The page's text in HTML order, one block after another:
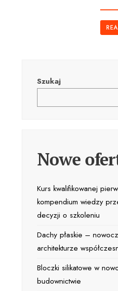
Szukaj
Nowe
Kurs kwalifikowanej
kompendium wiedzy
decyzji o szkoleniu
Dachy płaskie –
architekturze
Bloczki silikatowe w
budownictwie